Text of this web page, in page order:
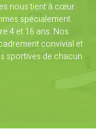
nous tient à cœur.
spécialement
4 et 16 ans. Nos
convivial et
sportives de chacun